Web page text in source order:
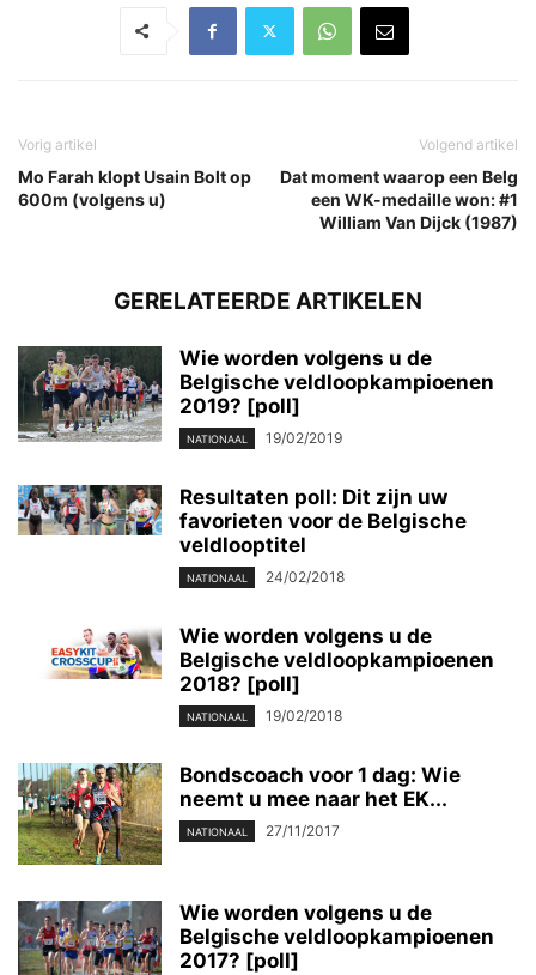
Vorig artikel
Mo Farah klopt Usain Bolt op
600m (volgens u)
Volgend artikel
Dat moment waarop een Belg
een WK-medaille won: #1
William Van Dijck (1987)
GERELATEERDE ARTIKELEN
Wie worden volgens u de
Belgische veldloopkampioenen
2019? [poll]
NATIONAAL 19/02/2019
Resultaten poll: Dit zijn uw
favorieten voor de Belgische
veldlooptitel
NATIONAAL 24/02/2018
Wie worden volgens u de
Belgische veldloopkampioenen
2018? [poll]
NATIONAAL 19/02/2018
Bondscoach voor 1 dag: Wie
neemt u mee naar het EK...
NATIONAAL 27/11/2017
Wie worden volgens u de
Belgische veldloopkampioenen
2017? [poll]